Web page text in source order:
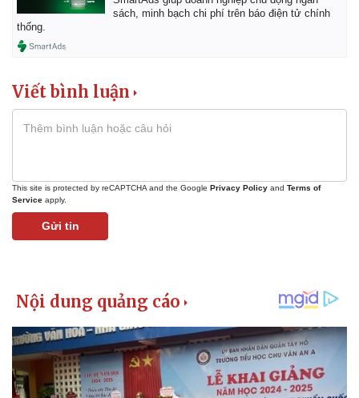
sách, minh bạch chi phí trên báo điện tử chính
thống.
Viết bình luận
This site is protected by reCAPTCHA and the Google Privacy Policy and Terms of
Service apply.
Gửi tin